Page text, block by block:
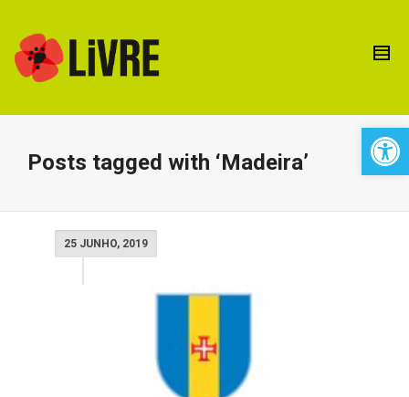
Posts tagged with ‘Madeira’
25 JUNHO, 2019